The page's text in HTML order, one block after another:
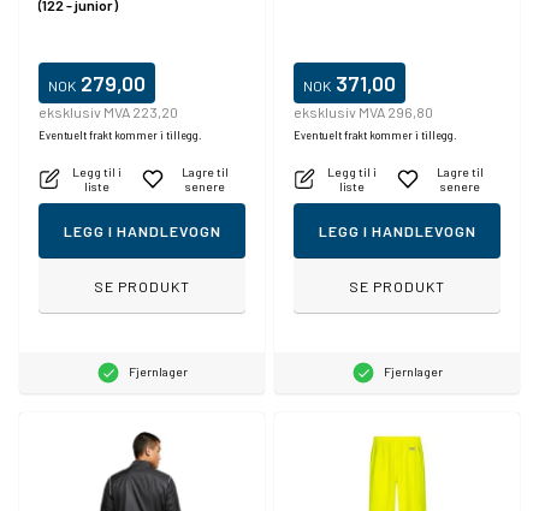
(122 - junior)
NOK 279,00
eksklusiv MVA 223,20
Eventuelt frakt kommer i tillegg.
Legg til i
liste
Lagre til
senere
LEGG I HANDLEVOGN
SE PRODUKT
Fjernlager
NOK 371,00
eksklusiv MVA 296,80
Eventuelt frakt kommer i tillegg.
Legg til i
liste
Lagre til
senere
LEGG I HANDLEVOGN
SE PRODUKT
Fjernlager